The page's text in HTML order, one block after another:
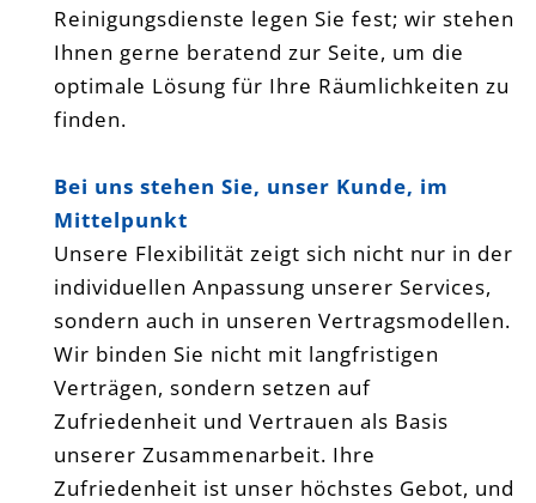
Reinigungsdienste legen Sie fest; wir stehen
Ihnen gerne beratend zur Seite, um die
optimale Lösung für Ihre Räumlichkeiten zu
finden.
Bei uns stehen Sie, unser Kunde, im
Mittelpunkt
Unsere Flexibilität zeigt sich nicht nur in der
individuellen Anpassung unserer Services,
sondern auch in unseren Vertragsmodellen.
Wir binden Sie nicht mit langfristigen
Verträgen, sondern setzen auf
Zufriedenheit und Vertrauen als Basis
unserer Zusammenarbeit. Ihre
Zufriedenheit ist unser höchstes Gebot, und